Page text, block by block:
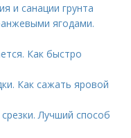
и санации грунта
ягодами.
Как быстро
Как сажать яровой
Лучший способ